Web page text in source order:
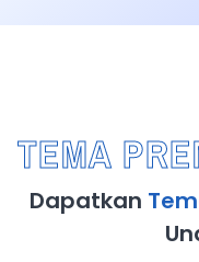
TEMA
Dapatkan